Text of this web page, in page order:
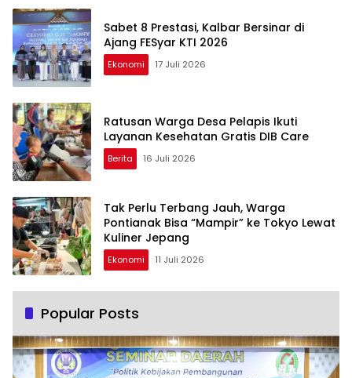
Sabet 8 Prestasi, Kalbar Bersinar di
Ajang FESyar KTI 2026
Ekonomi 17 Juli 2026
Ratusan Warga Desa Pelapis Ikuti
Layanan Kesehatan Gratis DIB Care
Berita 16 Juli 2026
Tak Perlu Terbang Jauh, Warga
Pontianak Bisa “Mampir” ke Tokyo Lewat
Kuliner Jepang
Ekonomi 11 Juli 2026
Popular Posts